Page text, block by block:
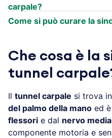
carpale?
Come si può curare la
Che cosa è la
tunnel
Il tunnel carpale si trova
del palmo della mano ed
flessori e dal nervo
componente motoria e